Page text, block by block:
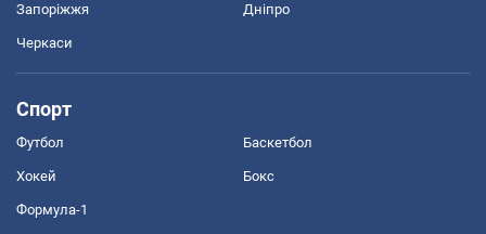
Запоріжжя Дніпро
Черкаси
Спорт
Футбол Баскетбол
Хокей Бокс
Формула-1